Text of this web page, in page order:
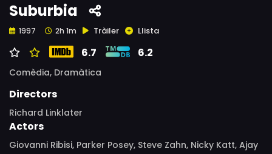
Suburbia
1997 2h 1m Tràiler Llista
6.7 6.2
Comèdia, Dramàtica
Directors
Richard Linklater
Actors
Giovanni Ribisi, Parker Posey, Steve Zahn, Nicky Katt, Ajay